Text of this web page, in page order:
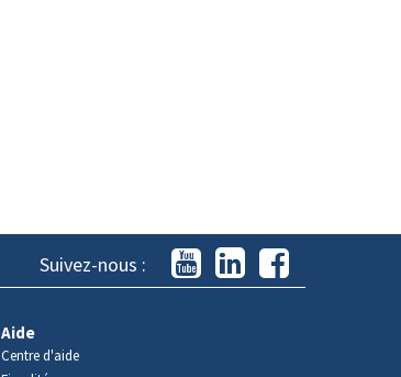
Suivez-nous :
Aide
Centre d'aide